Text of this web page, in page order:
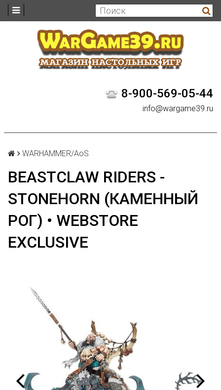
8-900-569-05-44
info@wargame39.ru
WARHAMMER/AoS
BEASTCLAW RIDERS -
STONEHORN (КАМЕННЫЙ
РОГ) • WEBSTORE
EXCLUSIVE